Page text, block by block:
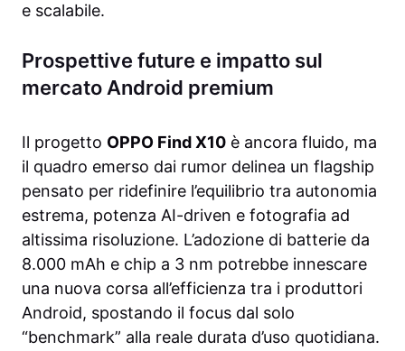
e scalabile.
Prospettive future e impatto sul
mercato Android premium
Il progetto OPPO Find X10 è ancora fluido, ma
il quadro emerso dai rumor delinea un flagship
pensato per ridefinire l’equilibrio tra autonomia
estrema, potenza AI-driven e fotografia ad
altissima risoluzione. L’adozione di batterie da
8.000 mAh e chip a 3 nm potrebbe innescare
una nuova corsa all’efficienza tra i produttori
Android, spostando il focus dal solo
“benchmark” alla reale durata d’uso quotidiana.